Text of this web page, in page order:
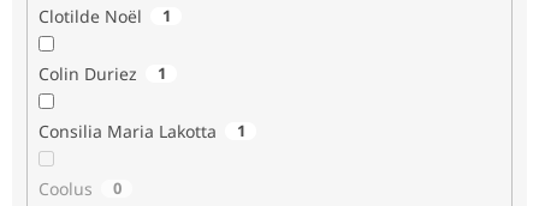
Clotilde Noël 1
Colin Duriez 1
Consilia Maria Lakotta 1
Coolus 0